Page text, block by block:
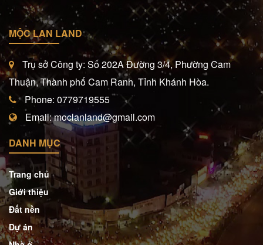
MỘC LAN LAND
Trụ sở Công ty: Số 202A Đường 3/4, Phường Cam
Thuận, Thành phố Cam Ranh, Tỉnh Khánh Hòa.
Phone: 0779719555
Email: moclanland@gmail.com
DANH MỤC
Trang chủ
Giới thiệu
Đất nền
Dự án